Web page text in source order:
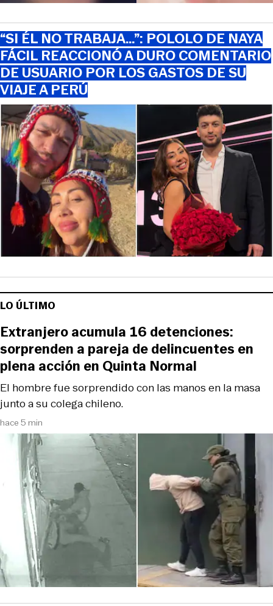
“SI ÉL NO TRABAJA…”: POLOLO DE NAYA
FÁCIL REACCIONÓ A DURO COMENTARIO
DE USUARIO POR LOS GASTOS DE SU
VIAJE A PERÚ
LO ÚLTIMO
hace 5 min
El hombre fue sorprendido con las manos en la masa
junto a su colega chileno.
Extranjero acumula 16 detenciones:
sorprenden a pareja de delincuentes en
plena acción en Quinta Normal